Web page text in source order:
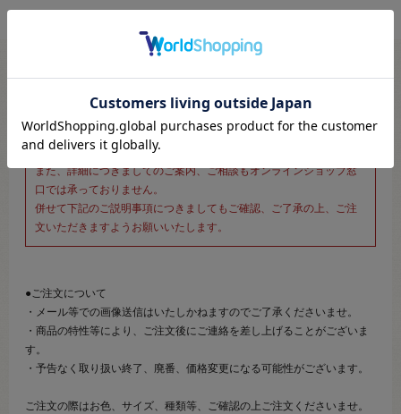
こちらのページは、店頭にてあらかじめ商品詳細および商品コード
をご確認いただいた上でご注文いただけるページです。
そのため、商品画像および詳細は記載しておりません。
また、詳細につきましてのご案内、ご相談もオンラインショップ窓
口では承っておりません。
併せて下記のご説明事項につきましてもご確認、ご了承の上、ご注
文いただきますようお願いいたします。
●ご注文について
・メール等での画像送信はいたしかねますのでご了承くださいませ。
・商品の特性等により、ご注文後にご連絡を差し上げることがございま
す。
・予告なく取り扱い終了、廃番、価格変更になる可能性がございます。
ご注文の際はお色、サイズ、種類等、ご確認の上ご注文くださいませ。